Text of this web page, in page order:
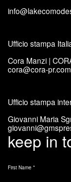
Ufficio stampa
Cora Manzi |
cora@cora-pr.com
Ufficio stampa
Giovanni Maria
keep in
First Name *